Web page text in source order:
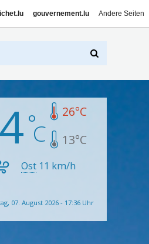
gouvernement.lu Andere Seiten
26°C
13°C
Ost 11 km/h
07. August 2026 - 17:36 Uhr